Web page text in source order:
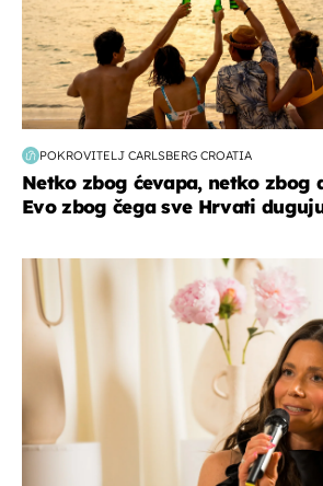
POKROVITELJ CARLSBERG CROATIA
Netko zbog ćevapa, netko zbog
Evo zbog čega sve Hrvati
moda & ljepota